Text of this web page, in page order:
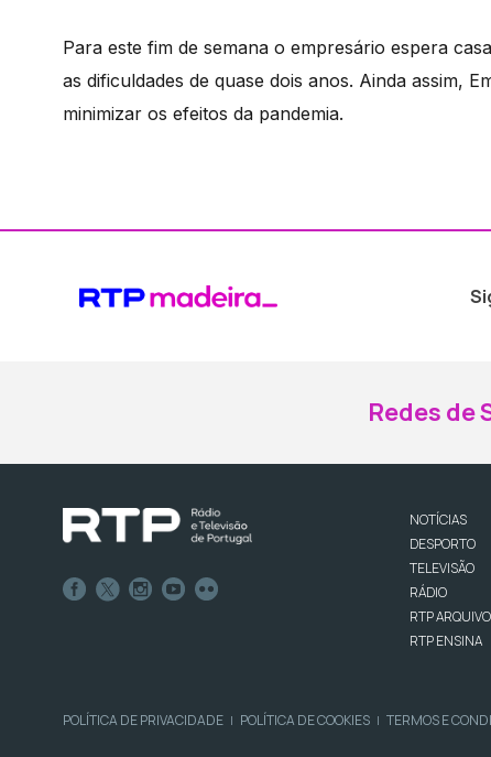
Para este fim de semana o empresário espera
as dificuldades de quase dois anos. Ainda assim,
minimizar os efeitos da pandemia.
Redes de
NOTÍCIAS
DESPORTO
TELEVISÃO
RÁDIO
RTP
RTP ENSINA
POLÍTICA DE PRIVACIDADE | POLÍTICA DE COOKIES | TERMOS E